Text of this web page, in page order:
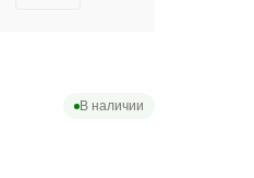
В наличии